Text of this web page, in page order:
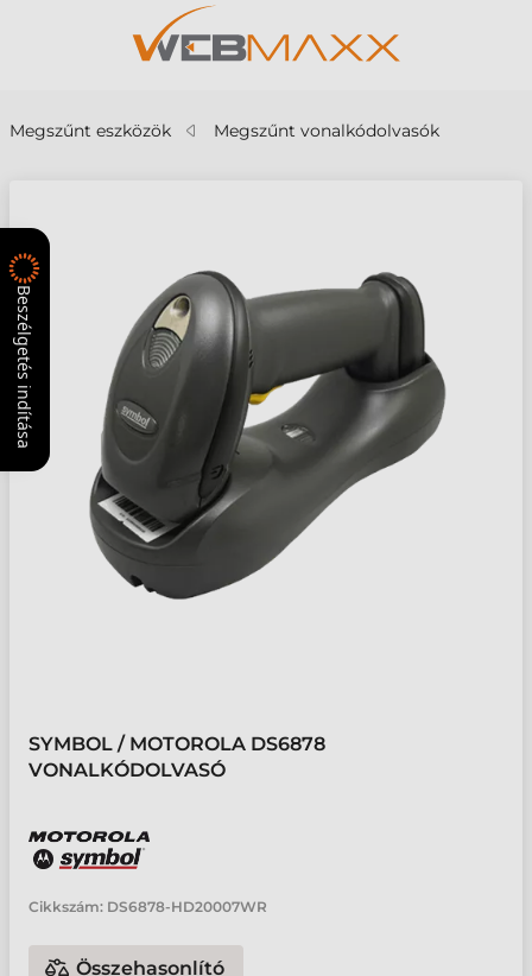
Megszűnt eszközök Megszűnt vonalkódolvasók
SYMBOL / MOTOROLA DS6878
VONALKÓDOLVASÓ
Cikkszám: DS6878-HD20007WR
Összehasonlító
Beszélgetés indítása